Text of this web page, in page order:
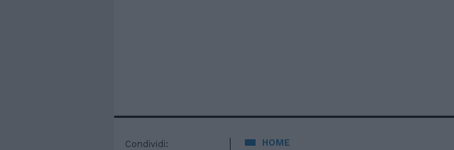
HOME
Condividi: